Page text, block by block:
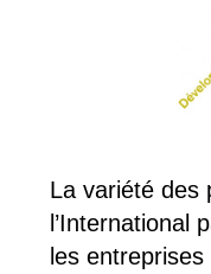
La variété des
l’International
les